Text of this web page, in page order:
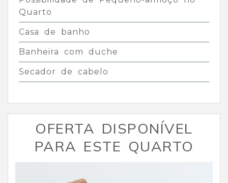
Quarto
Casa de banho
Banheira com duche
Secador de cabelo
OFERTA DISPONÍVEL
PARA ESTE QUARTO